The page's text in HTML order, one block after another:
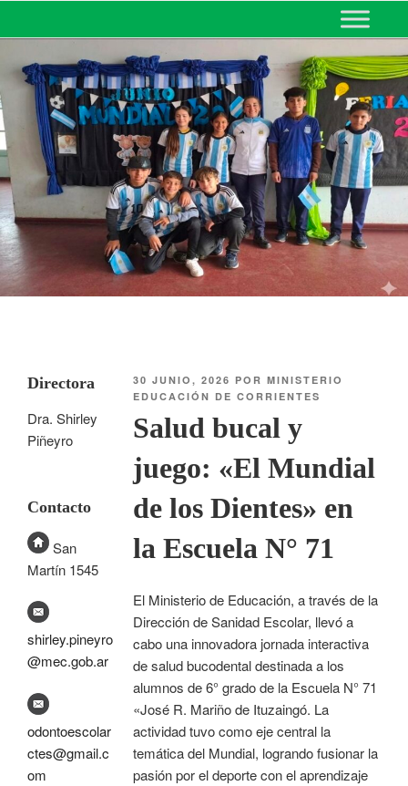
MINISTERIO DE EDUCACIÓN
DE CORRIENTES
30 JUNIO, 2026 PORMINISTERIO
EDUCACIÓN DE CORRIENTES
Salud bucal y
juego: «El Mundial
de los Dientes» en
la Escuela N° 71
El Ministerio de Educación, a través de la
Dirección de Sanidad Escolar, llevó a
cabo una innovadora jornada interactiva
de salud bucodental destinada a los
alumnos de 6° grado de la Escuela N° 71
«José R. Mariño de Ituzaingó. La
actividad tuvo como eje central la
temática del Mundial, logrando fusionar la
pasión por el deporte con el aprendizaje
Directora
Dra. Shirley
Piñeyro
Contacto
San
Martín 1545
shirley.pineyro
@mec.gob.ar
odontoescolar
ctes@gmail.c
om